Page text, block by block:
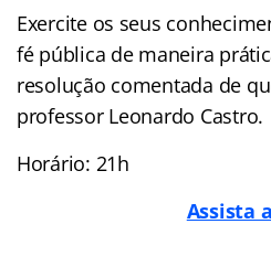
Exercite os seus
fé pública de maneira
resolução comentada de
professor Leonardo Castro.
Horário: 21h
Assista